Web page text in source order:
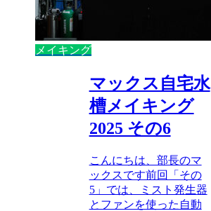
メイキング
マックス自宅水
槽メイキング
2025 その6
こんにちは、部長のマ
ックスです前回「その
5」では、ミスト発生器
とファンを使った自動